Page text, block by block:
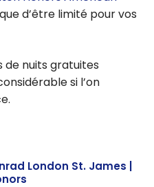
d’être limité pour vos
de nuits gratuites
si l’on
London St. James |